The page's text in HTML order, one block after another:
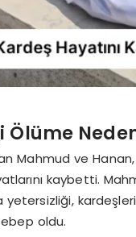
Ölüme
Mahmud ve
kaybetti.
oldu.